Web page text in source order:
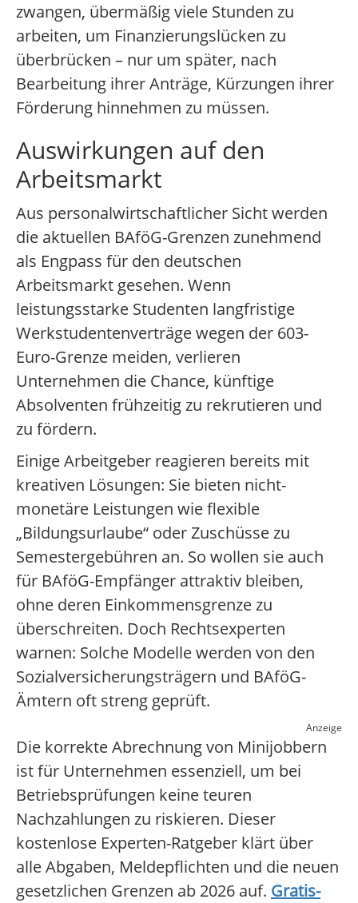
zwangen, übermäßig viele Stunden zu
arbeiten, um Finanzierungslücken zu
überbrücken – nur um später, nach
Bearbeitung ihrer Anträge, Kürzungen ihrer
Förderung hinnehmen zu müssen.
Auswirkungen auf den
Arbeitsmarkt
Aus personalwirtschaftlicher Sicht werden
die aktuellen BAföG-Grenzen zunehmend
als Engpass für den deutschen
Arbeitsmarkt gesehen. Wenn
leistungsstarke Studenten langfristige
Werkstudentenverträge wegen der 603-
Euro-Grenze meiden, verlieren
Unternehmen die Chance, künftige
Absolventen frühzeitig zu rekrutieren und
zu fördern.
Einige Arbeitgeber reagieren bereits mit
kreativen Lösungen: Sie bieten nicht-
monetäre Leistungen wie flexible
„Bildungsurlaube“ oder Zuschüsse zu
Semestergebühren an. So wollen sie auch
für BAföG-Empfänger attraktiv bleiben,
ohne deren Einkommensgrenze zu
überschreiten. Doch Rechtsexperten
warnen: Solche Modelle werden von den
Sozialversicherungsträgern und BAföG-
Ämtern oft streng geprüft.
Anzeige
Die korrekte Abrechnung von Minijobbern
ist für Unternehmen essenziell, um bei
Betriebsprüfungen keine teuren
Nachzahlungen zu riskieren. Dieser
kostenlose Experten-Ratgeber klärt über
alle Abgaben, Meldepflichten und die neuen
gesetzlichen Grenzen ab 2026 auf. Gratis-